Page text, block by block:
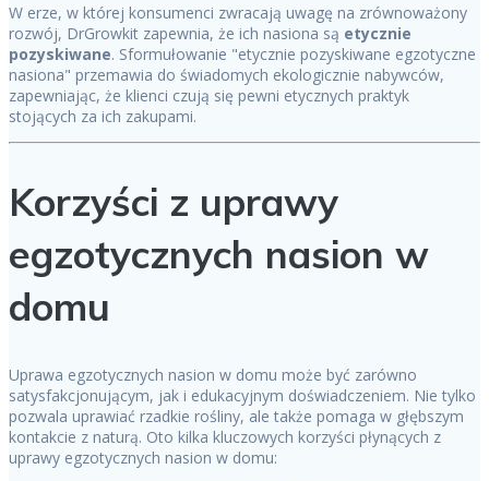
W erze, w której konsumenci zwracają uwagę na zrównoważony
rozwój, DrGrowkit zapewnia, że ich nasiona są etycznie
pozyskiwane. Sformułowanie "etycznie pozyskiwane egzotyczne
nasiona" przemawia do świadomych ekologicznie nabywców,
zapewniając, że klienci czują się pewni etycznych praktyk
stojących za ich zakupami.
Korzyści z uprawy
egzotycznych nasion w
domu
Uprawa egzotycznych nasion w domu może być zarówno
satysfakcjonującym, jak i edukacyjnym doświadczeniem. Nie tylko
pozwala uprawiać rzadkie rośliny, ale także pomaga w głębszym
kontakcie z naturą. Oto kilka kluczowych korzyści płynących z
uprawy egzotycznych nasion w domu: